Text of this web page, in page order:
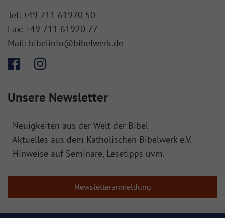
Tel: +49 711 61920 50
Fax: +49 711 61920 77
Mail: bibelinfo@bibelwerk.de
Unsere Newsletter
- Neuigkeiten aus der Welt der Bibel
- Aktuelles aus dem Katholischen Bibelwerk e.V.
- Hinweise auf Seminare, Lesetipps uvm.
Newsletteranmeldung